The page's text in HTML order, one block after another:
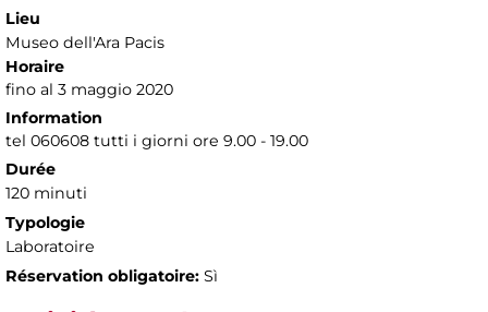
Lieu
Museo dell'Ara Pacis
Horaire
fino al 3 maggio 2020
Information
tel 060608 tutti i giorni ore 9.00 - 19.00
Durée
120 minuti
Typologie
Laboratoire
Réservation obligatoire: Sì